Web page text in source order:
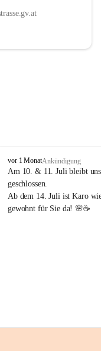
K
n
i
e
y
vor 1 MonatAnkündigung
Am 10. & 11. Juli bleibt
geschlossen.
Ab dem 14. Juli ist Karo
gewohnt für Sie da! 🌸☕